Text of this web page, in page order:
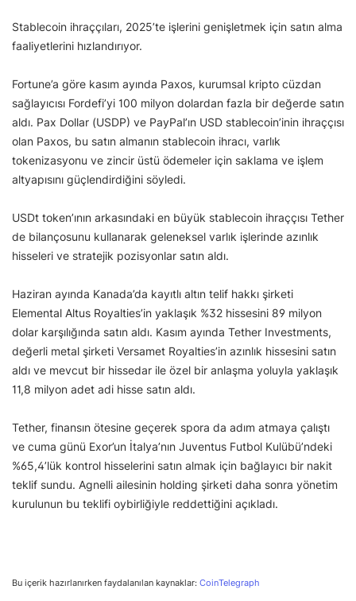
Stablecoin ihraççıları, 2025’te işlerini genişletmek için satın alma
faaliyetlerini hızlandırıyor.
Fortune’a göre kasım ayında Paxos, kurumsal kripto cüzdan
sağlayıcısı Fordefi’yi 100 milyon dolardan fazla bir değerde satın
aldı. Pax Dollar (USDP) ve PayPal’ın USD stablecoin’inin ihraççısı
olan Paxos, bu satın almanın stablecoin ihracı, varlık
tokenizasyonu ve zincir üstü ödemeler için saklama ve işlem
altyapısını güçlendirdiğini söyledi.
USDt token’ının arkasındaki en büyük stablecoin ihraççısı Tether
de bilançosunu kullanarak geleneksel varlık işlerinde azınlık
hisseleri ve stratejik pozisyonlar satın aldı.
Haziran ayında Kanada’da kayıtlı altın telif hakkı şirketi
Elemental Altus Royalties’in yaklaşık %32 hissesini 89 milyon
dolar karşılığında satın aldı. Kasım ayında Tether Investments,
değerli metal şirketi Versamet Royalties’in azınlık hissesini satın
aldı ve mevcut bir hissedar ile özel bir anlaşma yoluyla yaklaşık
11,8 milyon adet adi hisse satın aldı.
Tether, finansın ötesine geçerek spora da adım atmaya çalıştı
ve cuma günü Exor’un İtalya’nın Juventus Futbol Kulübü’ndeki
%65,4’lük kontrol hisselerini satın almak için bağlayıcı bir nakit
teklif sundu. Agnelli ailesinin holding şirketi daha sonra yönetim
kurulunun bu teklifi oybirliğiyle reddettiğini açıkladı.
Bu içerik hazırlanırken faydalanılan kaynaklar: CoinTelegraph